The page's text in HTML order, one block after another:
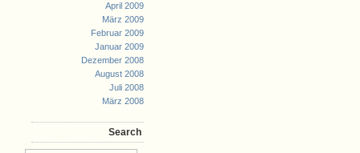
April 2009
März 2009
Februar 2009
Januar 2009
Dezember 2008
August 2008
Juli 2008
März 2008
Search